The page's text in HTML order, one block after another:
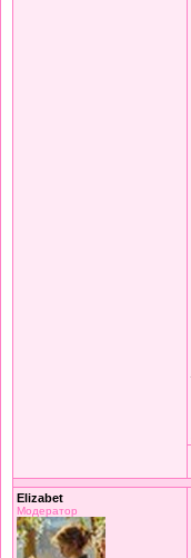
Elizabet
Модератор